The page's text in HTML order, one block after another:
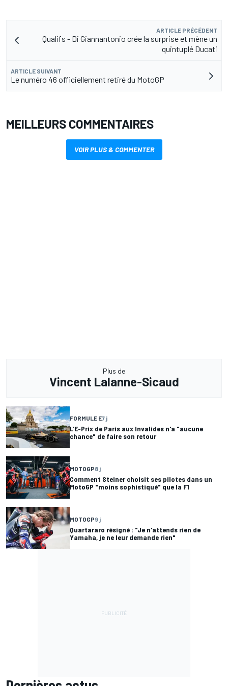
ARTICLE PRÉCÉDENT
Qualifs - Di Giannantonio crée la surprise et mène un
quintuplé Ducati
ARTICLE SUIVANT
Le numéro 46 officiellement retiré du MotoGP
MEILLEURS COMMENTAIRES
VOIR PLUS & COMMENTER
Plus de
Vincent Lalanne-Sicaud
FORMULE E7 j
L'E-Prix de Paris aux Invalides n'a "aucune
chance" de faire son retour
MOTOGP8 j
Comment Steiner choisit ses pilotes dans un
MotoGP "moins sophistiqué" que la F1
MOTOGP9 j
Quartararo résigné : "Je n'attends rien de
Yamaha, je ne leur demande rien"